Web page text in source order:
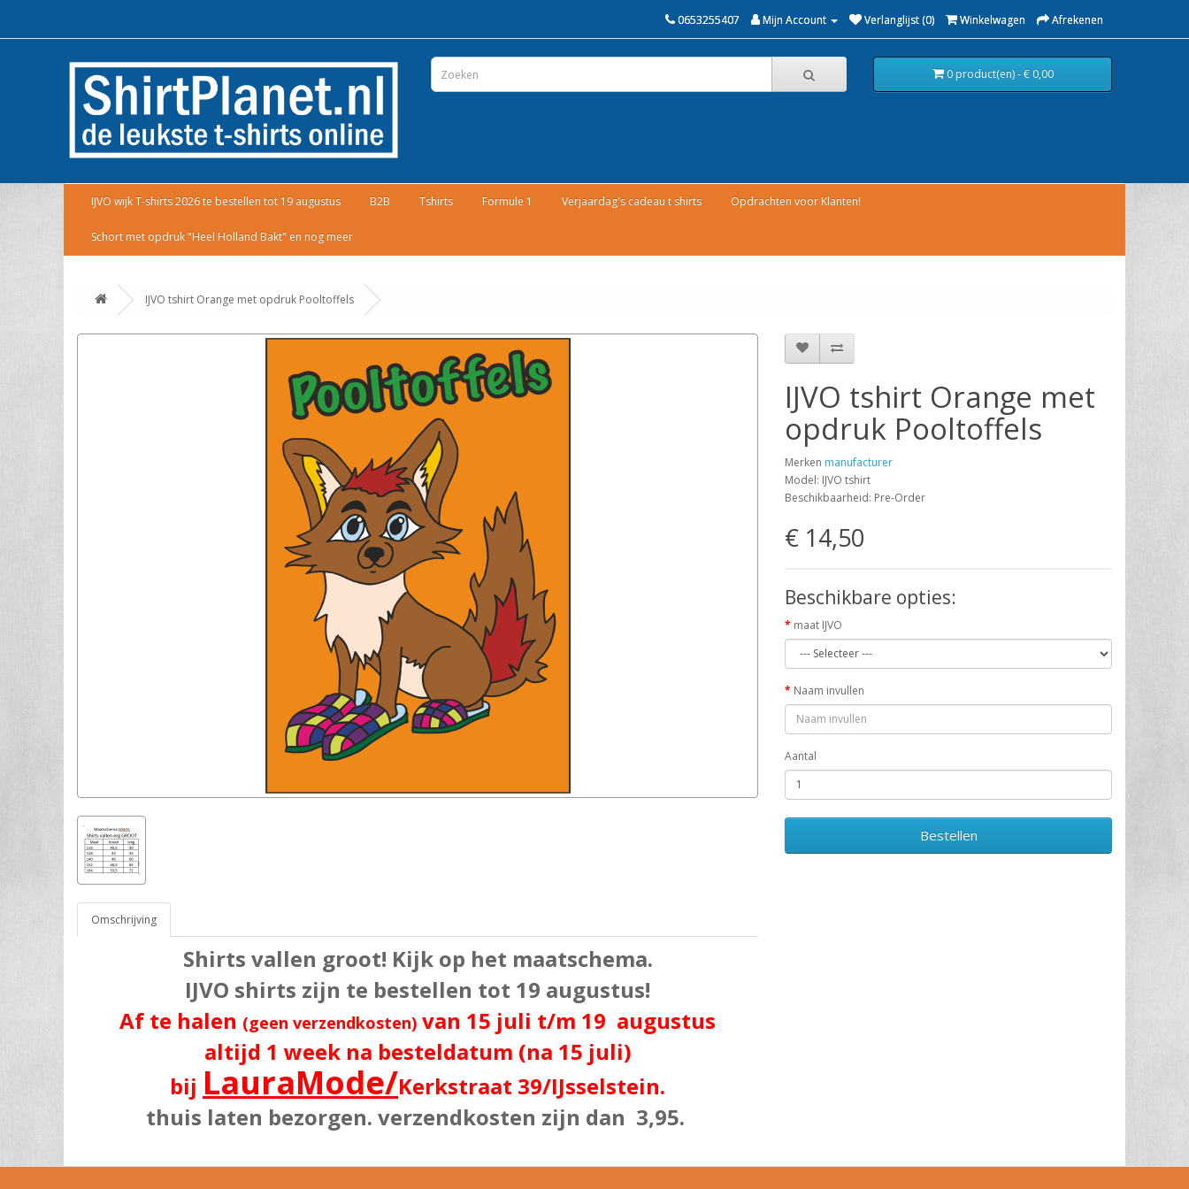
0653255407 Mijn Account Verlanglijst (0) Winkelwagen Afrekenen
0 product(en) - € 0,00
IJVO wijk T-shirts 2026 te bestellen tot 19 augustus B2B Tshirts Formule 1 Verjaardag's cadeau t shirts Opdrachten voor Klanten!
Schort met opdruk "Heel Holland Bakt" en nog meer
IJVO tshirt Orange met opdruk Pooltoffels
Omschrijving
Shirts vallen groot! Kijk op het maatschema.
IJVO shirts zijn te bestellen tot 19 augustus!
Af te halen (geen verzendkosten) van 15 juli t/m 19 augustus
altijd 1 week na besteldatum (na 15 juli)
bij LauraMode/Kerkstraat 39/IJsselstein.
thuis laten bezorgen. verzendkosten zijn dan 3,95.
IJVO tshirt Orange met
opdruk Pooltoffels
Merken manufacturer
Model: IJVO tshirt
Beschikbaarheid: Pre-Order
€ 14,50
Beschikbare opties:
maat IJVO
Naam invullen
Aantal
Bestellen